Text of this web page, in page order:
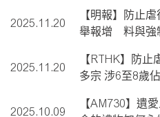
2025.11.20
【明報】防止
舉報增 料與強
2025.11.20
【RTHK】防
多宗 涉6至8歲
2025.10.09
【AM730】遺